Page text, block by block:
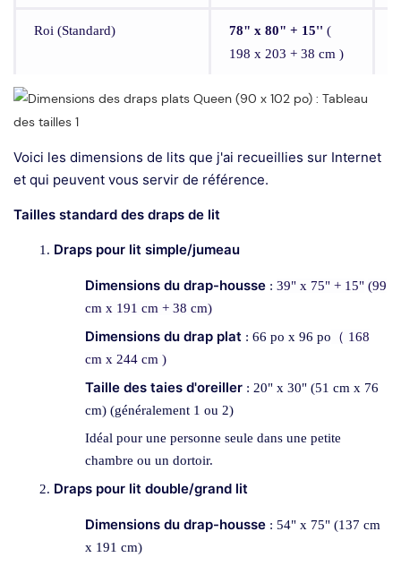
Roi (Standard) 78" x 80" + 15'' (
198 x 203 + 38 cm )
Voici les dimensions de lits que j'ai recueillies sur Internet
et qui peuvent vous servir de référence.
Tailles standard des draps de lit
Draps pour lit simple/jumeau
Dimensions du drap-housse : 39" x 75" + 15" (99
cm x 191 cm + 38 cm)
Dimensions du drap plat : 66 po x 96 po （ 168
cm x 244 cm )
Taille des taies d'oreiller : 20" x 30" (51 cm x 76
cm) (généralement 1 ou 2)
Idéal pour une personne seule dans une petite
chambre ou un dortoir.
Draps pour lit double/grand lit
Dimensions du drap-housse : 54" x 75" (137 cm
x 191 cm)